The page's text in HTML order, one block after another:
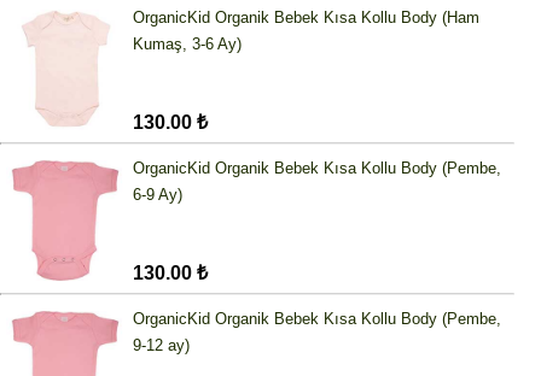
OrganicKid Organik Bebek Kısa Kollu Body (Ham
Kumaş, 3-6 Ay)
130.00 ₺
OrganicKid Organik Bebek Kısa Kollu Body (Pembe,
6-9 Ay)
130.00 ₺
OrganicKid Organik Bebek Kısa Kollu Body (Pembe,
9-12 ay)